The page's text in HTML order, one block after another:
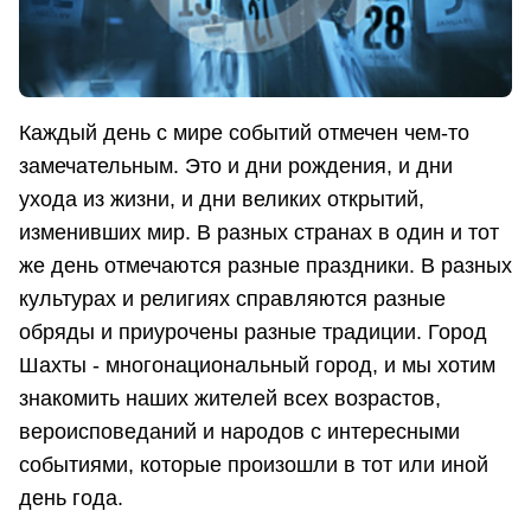
Каждый день с мире событий отмечен чем-то
замечательным. Это и дни рождения, и дни
ухода из жизни, и дни великих открытий,
изменивших мир. В разных странах в один и тот
же день отмечаются разные праздники. В разных
культурах и религиях справляются разные
обряды и приурочены разные традиции. Город
Шахты - многонациональный город, и мы хотим
знакомить наших жителей всех возрастов,
вероисповеданий и народов с интересными
событиями, которые произошли в тот или иной
день года.